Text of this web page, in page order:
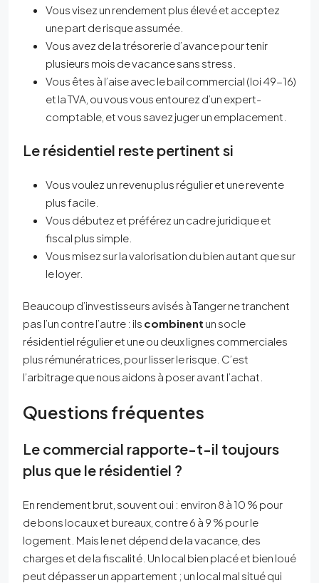
Vous visez un rendement plus élevé et acceptez
une part de risque assumée.
Vous avez de la trésorerie d’avance pour tenir
plusieurs mois de vacance sans stress.
Vous êtes à l’aise avec le bail commercial (loi 49-16)
et la TVA, ou vous vous entourez d’un expert-
comptable, et vous savez juger un emplacement.
Le résidentiel reste pertinent si
Vous voulez un revenu plus régulier et une revente
plus facile.
Vous débutez et préférez un cadre juridique et
fiscal plus simple.
Vous misez sur la valorisation du bien autant que sur
le loyer.
Beaucoup d’investisseurs avisés à Tanger ne tranchent
pas l’un contre l’autre : ils combinent un socle
résidentiel régulier et une ou deux lignes commerciales
plus rémunératrices, pour lisser le risque. C’est
l’arbitrage que nous aidons à poser avant l’achat.
Questions fréquentes
Le commercial rapporte-t-il toujours
plus que le résidentiel ?
En rendement brut, souvent oui : environ 8 à 10 % pour
de bons locaux et bureaux, contre 6 à 9 % pour le
logement. Mais le net dépend de la vacance, des
charges et de la fiscalité. Un local bien placé et bien loué
peut dépasser un appartement ; un local mal situé qui